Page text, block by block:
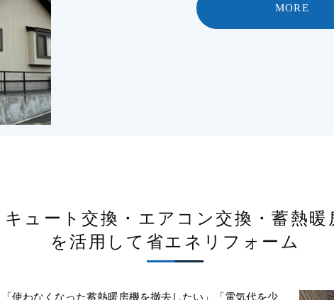
MORE
キュート交換・エアコン交換・蓄熱
を活用して省エネリフォーム
使わなくなった蓄熱暖房機を撤去したい」「電気代を少